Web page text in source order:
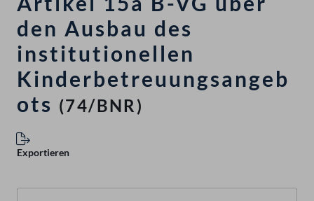
den Ausbau des
institutionellen
Kinderbetreuungsangeb
ots (74/BNR)
Exportieren